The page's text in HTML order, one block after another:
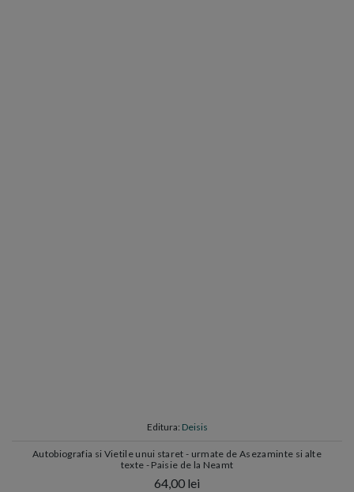
Editura: Deisis
Autobiografia si Vietile unui staret - urmate de Asezaminte si alte
texte - Paisie de la Neamt
64,00 lei